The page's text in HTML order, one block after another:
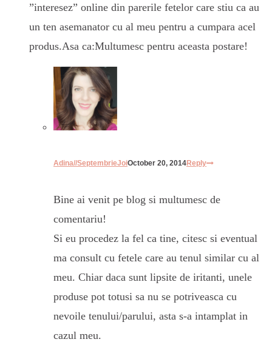
”interesez” online din parerile fetelor care stiu ca au
un ten asemanator cu al meu pentru a cumpara acel
produs.Asa ca:Multumesc pentru aceasta postare!
Adina//SeptembrieJoiOctober 20, 2014Reply
Bine ai venit pe blog si multumesc de
comentariu!
Si eu procedez la fel ca tine, citesc si eventual
ma consult cu fetele care au tenul similar cu al
meu. Chiar daca sunt lipsite de iritanti, unele
produse pot totusi sa nu se potriveasca cu
nevoile tenului/parului, asta s-a intamplat in
cazul meu.